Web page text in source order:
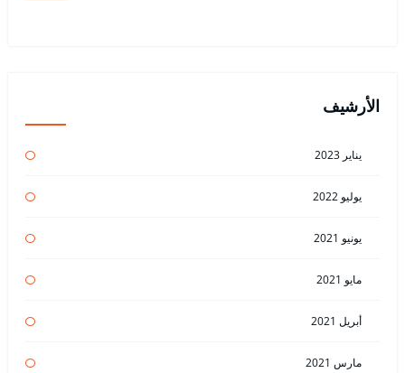
الأرشيف
يناير 2023
يوليو 2022
يونيو 2021
مايو 2021
أبريل 2021
مارس 2021